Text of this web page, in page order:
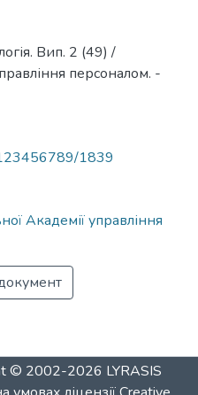
Вип. 2 (49) /
персоналом. -
1839
Академії управління
© 2002-2026 LYRASIS